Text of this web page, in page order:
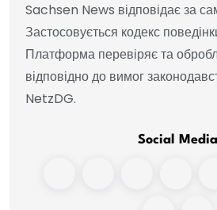
Sachsen News відповідає за
Застосовується кодекс
Платформа перевіряє та
відповідно до вимог
NetzDG.
Social Media